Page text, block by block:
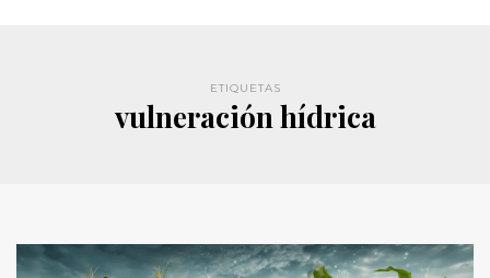
ETIQUETAS
vulneración hídrica